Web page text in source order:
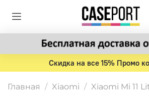
Скидка на все 15% Промо
Главная Xiaomi Xiaomi Mi 11